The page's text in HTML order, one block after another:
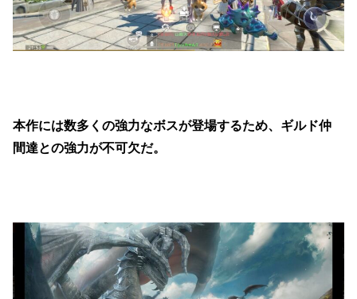
本作には数多くの強力なボスが登場するため、ギルド仲
間達との強力が不可欠だ。